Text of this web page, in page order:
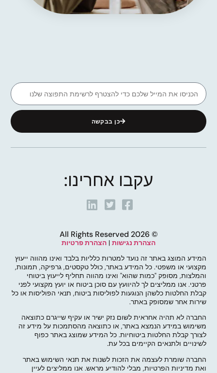
כן בבקשה
עקבו אחרינו:
© 2026 All Rights Reserved
הצהרת נגישות | הצהרת פרטיות
המידע המוצג באתר זה נועד למטרות כלליות בלבד ואינו מהווה ייעוץ
מקצועי או משפטי. כל המידע באתר, כולל טקסטים, גרפיקה, תמונות,
והמלצות, מסופק "כמות שהוא" ואינו מהווה תחליף לייעוץ ביטוחי
פרטני. אנו ממליצים לך להיוועץ עם סוכן ביטוח או יועץ מקצועי לפני
קבלת החלטות כלשהן הנוגעות לפוליסות ביטוח, תנאי הפוליסות או כל
שירות אחר שמסופק באתר.
החברה לא תהיה אחראית לשום נזק ישיר או עקיף שייגרם כתוצאה
משימוש במידע הנמצא באתר, או כתוצאה מהסתמכות על מידע זה
לצורך קבלת החלטות ביטוחיות. כל המידע שמוצג באתר כפוף
לשינויים ולתנאים הקיימים בכל עת.
החברה שומרת לעצמה את הזכות לשנות את תנאי השימוש באתר
ואת מדיניות הפרטיות, מבלי להודיע מראש. אנו ממליצים לעיין